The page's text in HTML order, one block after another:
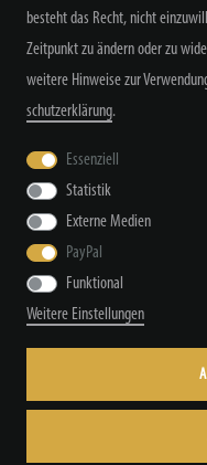
Widerrufs­recht
© Copyright by
besteht das Recht, nicht
Zeitpunkt zu ändern oder zu
weitere Hinweise zur
schutz­erklärung.
Essenziell
Statistik
Externe Medien
PayPal
Funktional
Weitere Einstellungen